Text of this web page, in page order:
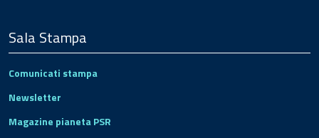
Sala Stampa
Comunicati stampa
Newsletter
Magazine pianeta PSR